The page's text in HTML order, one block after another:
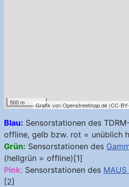
500 m Grafik vonOpenstreetmap.de (CC-
Blau: Sensorstationen des
offline, gelb bzw. rot = unüblich
Grün: Sensorstationen des
(hellgrün = offline)[1]
Pink: Sensorstationen des MAUS
[2]